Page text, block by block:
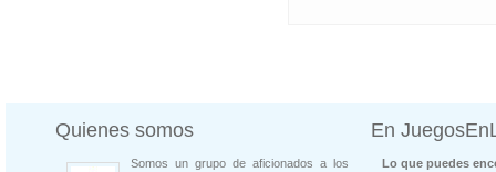
Quienes somos
Somos un grupo de aficionados a los
En
Lo que puedes